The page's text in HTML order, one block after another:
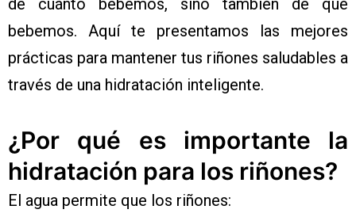
de cuánto bebemos, sino también de qué
bebemos. Aquí te presentamos las mejores
prácticas para mantener tus riñones saludables a
través de una hidratación inteligente.
¿Por qué es importante la
hidratación para los riñones?
El agua permite que los riñones: